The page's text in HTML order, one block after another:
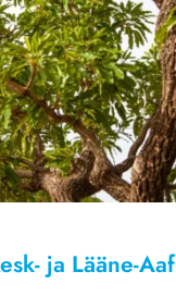
ja Lääne-